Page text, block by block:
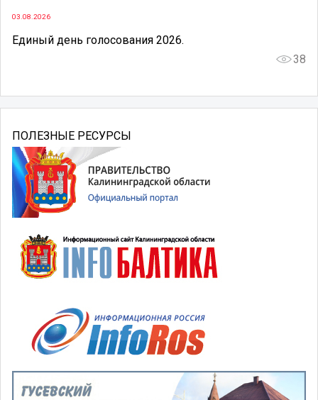
03.08.2026
Единый день голосования 2026.
38
ПОЛЕЗНЫЕ РЕСУРСЫ